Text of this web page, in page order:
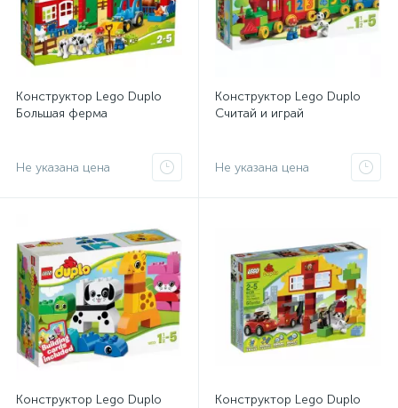
Конструктор Lego Duplo
Большая ферма
Не указана цена
Конструктор Lego Duplo
Считай и играй
Не указана цена
Конструктор Lego Duplo
Конструктор Lego Duplo